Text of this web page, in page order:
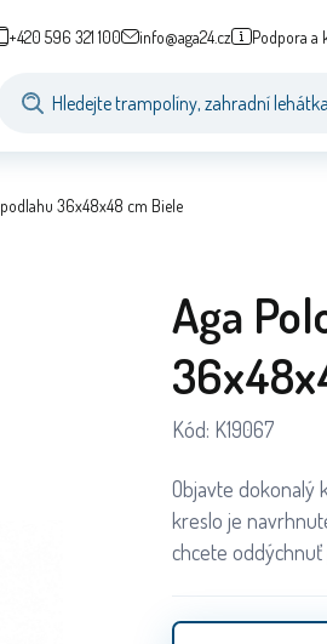
+420 596 321 100 info@aga24.cz Podpora a
36x48x48 cm Biele
Aga
Kód: K19067
Objavte dokonalý
kreslo je
chcete oddýchnuť